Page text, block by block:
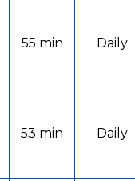
55 min Daily
53 min Daily